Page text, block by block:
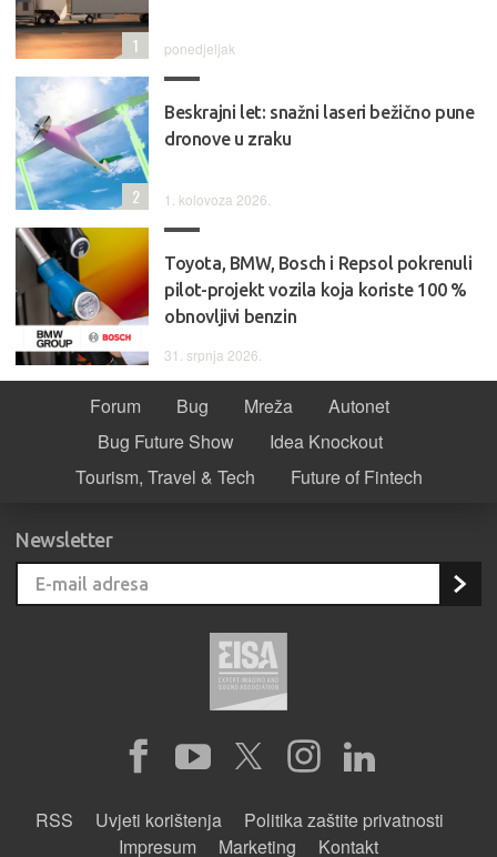
ponedjeljak
1
Beskrajni let: snažni laseri bežično pune
dronove u zraku
1. kolovoza 2026.
2
Toyota, BMW, Bosch i Repsol pokrenuli
pilot-projekt vozila koja koriste 100 %
obnovljivi benzin
31. srpnja 2026.
Forum Bug Mreža
Autonet
Bug Future Show
Idea Knockout
Tourism, Travel & Tech
Future of Fintech
Newsletter
RSS Uvjeti korištenja
Politika zaštite privatnosti
Impresum
Marketing Kontakt